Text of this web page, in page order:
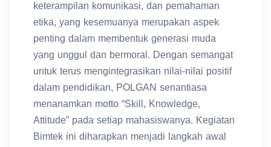
keterampilan komunikasi, dan pemahaman
etika, yang kesemuanya merupakan aspek
penting dalam membentuk generasi muda
yang unggul dan bermoral. Dengan semangat
untuk terus mengintegrasikan nilai-nilai positif
dalam pendidikan, POLGAN senantiasa
menanamkan motto “Skill, Knowledge,
Attitude” pada setiap mahasiswanya. Kegiatan
Bimtek ini diharapkan menjadi langkah awal